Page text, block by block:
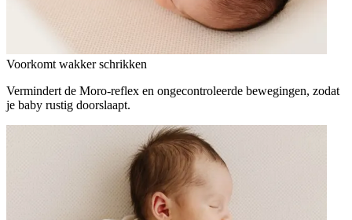
Voorkomt wakker schrikken
Vermindert de Moro-reflex en ongecontroleerde bewegingen, zodat
je baby rustig doorslaapt.